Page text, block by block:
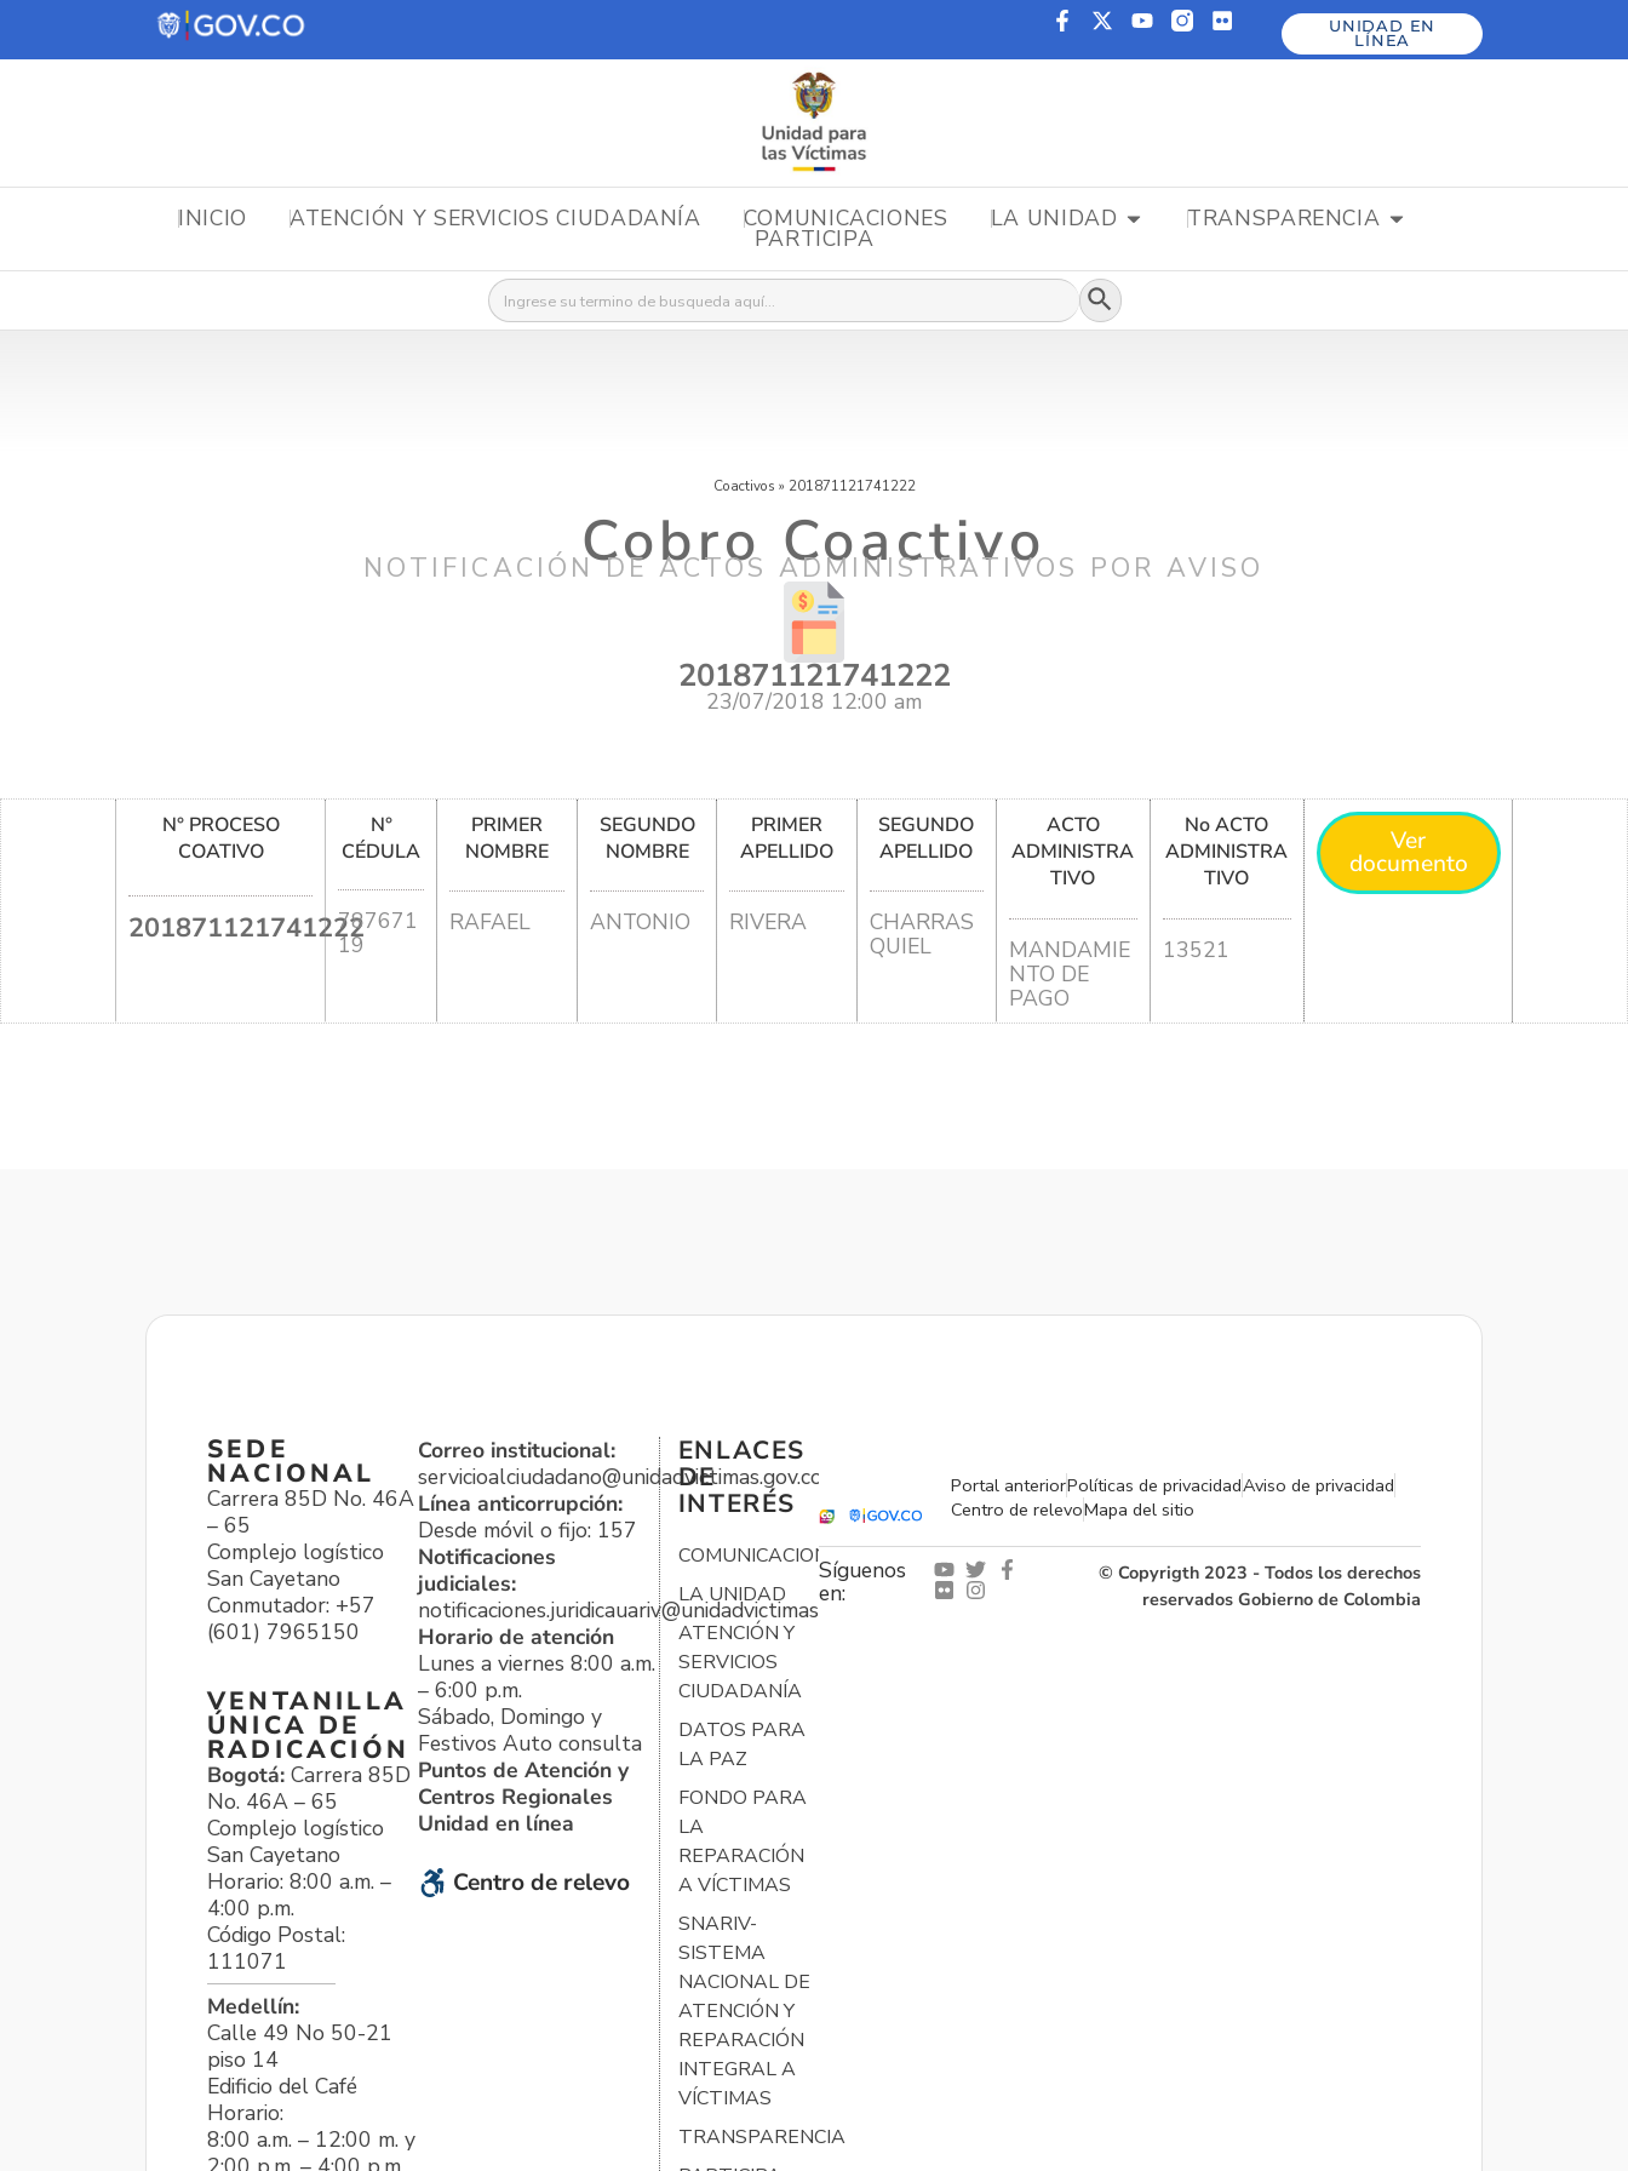
UNIDAD EN
LÍNEA
INICIO ATENCIÓN Y SERVICIOS CIUDADANÍA COMUNICACIONES LA UNIDAD TRANSPARENCIA
PARTICIPA
Buscar: Botón de búsqueda
Coactivos » 201871121741222
Cobro Coactivo
NOTIFICACIÓN DE ACTOS ADMINISTRATIVOS POR AVISO
201871121741222
23/07/2018 12:00 am
N° PROCESO
COATIVO
201871121741222
N°
CÉDULA
787671
19
PRIMER
NOMBRE
RAFAEL
SEGUNDO
NOMBRE
ANTONIO
PRIMER
APELLIDO
RIVERA
SEGUNDO
APELLIDO
CHARRAS
QUIEL
ACTO
ADMINISTRA
TIVO
MANDAMIE
NTO DE
PAGO
No ACTO
ADMINISTRA
TIVO
13521
Ver
documento
SEDE
NACIONAL
Carrera 85D No. 46A
– 65
Complejo logístico
San Cayetano
Conmutador: +57
(601) 7965150
VENTANILLA
ÚNICA DE
RADICACIÓN
Bogotá: Carrera 85D
No. 46A – 65
Complejo logístico
San Cayetano
Horario: 8:00 a.m. –
4:00 p.m.
Código Postal:
111071
Medellín:
Calle 49 No 50-21
piso 14
Edificio del Café
Horario:
8:00 a.m. – 12:00 m. y
Correo institucional:
servicioalciudadano@unidadvictimas.gov.co
Línea anticorrupción:
Desde móvil o fijo: 157
Notificaciones
judiciales:
notificaciones.juridicauariv@unidadvictimas.gov.co
Horario de atención
Lunes a viernes 8:00 a.m.
– 6:00 p.m.
Sábado, Domingo y
Festivos Auto consulta
Puntos de Atención y
Centros Regionales
Unidad en línea
Centro de relevo
ENLACES
DE
INTERÉS
COMUNICACIONES
LA UNIDAD
ATENCIÓN Y
SERVICIOS
CIUDADANÍA
DATOS PARA
LA PAZ
FONDO PARA
LA
REPARACIÓN
A VÍCTIMAS
SNARIV-
SISTEMA
NACIONAL DE
ATENCIÓN Y
REPARACIÓN
INTEGRAL A
VÍCTIMAS
TRANSPARENCIA
Portal anteriorPolíticas de privacidadAviso de privacidad
Centro de relevoMapa del sitio
Síguenos
en:
© Copyrigth 2023 - Todos los derechos
reservados Gobierno de Colombia